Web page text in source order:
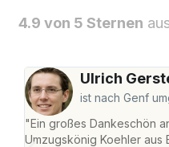
4.9 von 5 Sternen
Ulrich
ist nach Genf
"Ein großes Dankeschön
Umzugskönig Koehler aus